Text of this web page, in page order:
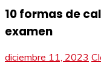
10 formas de
examen
diciembre 11, 2023